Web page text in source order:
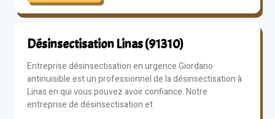
Désinsectisation Linas (91310)
Entreprise désinsectisation en urgence Giordano
antinuisible est un professionnel de la désinsectisation à
Linas en qui vous pouvez avoir confiance. Notre
entreprise de désinsectisation et